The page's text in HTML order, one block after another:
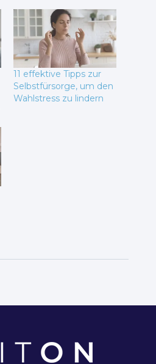
11 effektive Tipps zur
Selbstfürsorge, um den
Wahlstress zu lindern